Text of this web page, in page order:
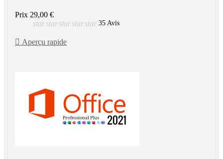
Prix 29,00 €
starstarstarstarstar 35 Avis
 Aperçu rapide